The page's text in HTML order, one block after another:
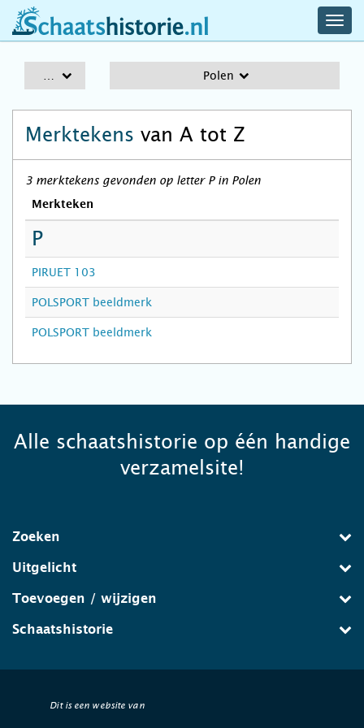
schaatshistorie.nl
Polen
Merktekens van A tot Z
3 merktekens gevonden op letter P in Polen
Merkteken
P
PIRUET 103
POLSPORT beeldmerk
POLSPORT beeldmerk
Alle schaatshistorie op één handige
verzamelsite!
Zoeken
Uitgelicht
Toevoegen / wijzigen
Schaatshistorie
Dit is een website van